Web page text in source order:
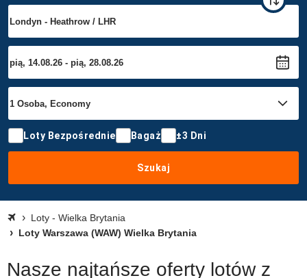
Loty Bezpośrednie Bagaż ±3 Dni
Szukaj
Loty - Wielka Brytania
Loty Warszawa (WAW) Wielka Brytania
Nasze najtańsze oferty lotów z